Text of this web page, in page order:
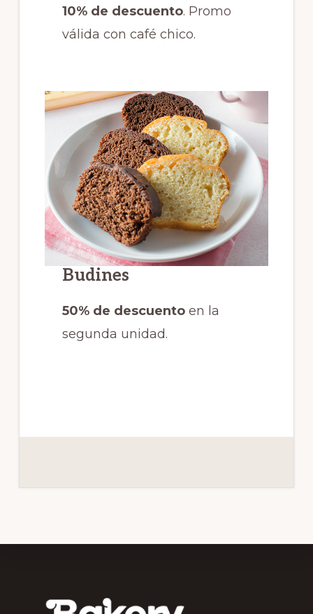
10% de descuento. Promo
válida con café chico.
Budines
50% de descuento en la
segunda unidad.